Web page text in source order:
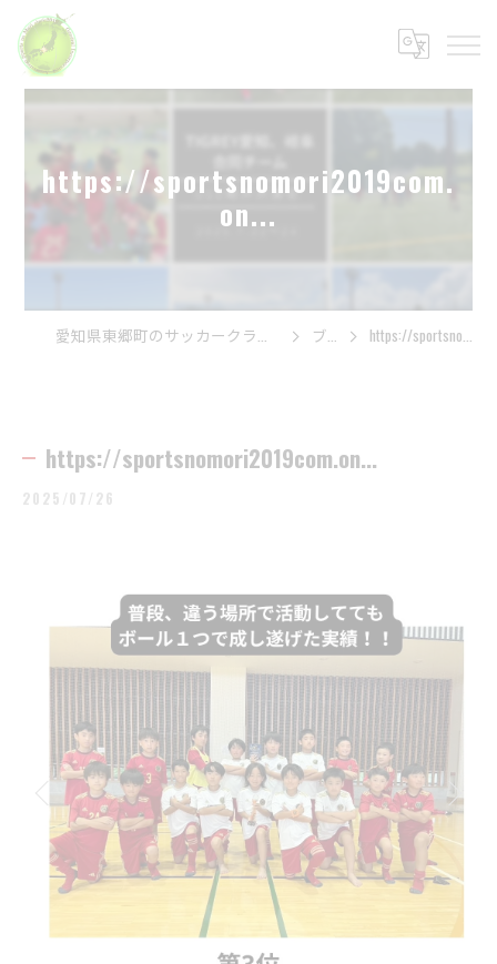
https://sportsnomori2019com.
on...
愛知県東郷町のサッカークラブは一般社団法人スポーツの杜 ブログ https://sportsnomori2019com.on...
https://sportsnomori2019com.on...
2025/07/26